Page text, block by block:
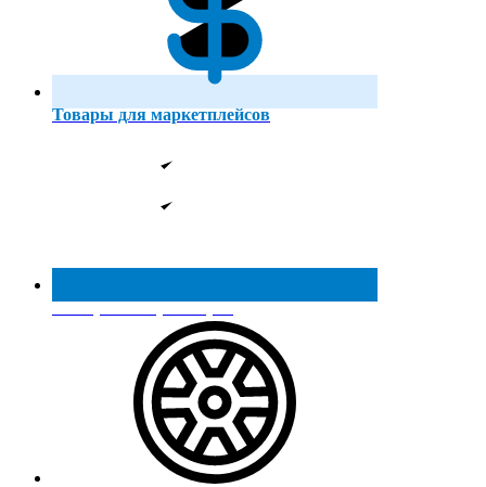
Товары для маркетплейсов
Реестр МинПромТорга